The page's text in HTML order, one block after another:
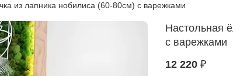
из лапника нобилиса (60-80см) с варежками
Настольная
с варежками
12 220 ₽